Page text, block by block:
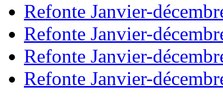
Refonte Janvier-
Refonte Janvier-
Refonte Janvier-
Refonte Janvier-